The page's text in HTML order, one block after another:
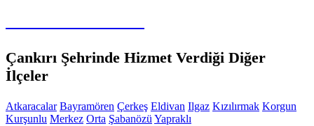
Çankırı Şehrinde Hizmet Verdiği Diğer
İlçeler
Atkaracalar Bayramören Çerkeş Eldivan Ilgaz Kızılırmak Korgun
Kurşunlu Merkez Orta ŞabanözüYapraklı